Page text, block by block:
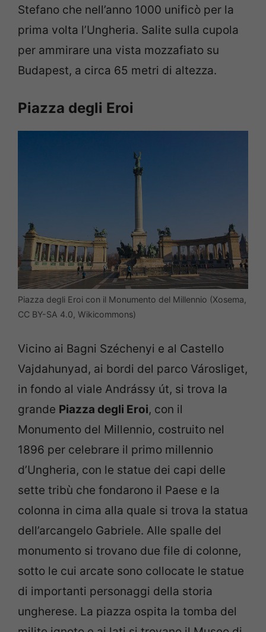
Stefano che nell’anno 1000 unificò per la
prima volta l’Ungheria. Salite sulla cupola
per ammirare una vista mozzafiato su
Budapest, a circa 65 metri di altezza.
Piazza degli Eroi
Piazza degli Eroi con il Monumento del Millennio (Xosema,
CC BY-SA 4.0, Wikicommons)
Vicino ai Bagni Széchenyi e al Castello
Vajdahunyad, ai bordi del parco Városliget,
in fondo al viale Andrássy út, si trova la
grande Piazza degli Eroi, con il
Monumento del Millennio, costruito nel
1896 per celebrare il primo millennio
d’Ungheria, con le statue dei capi delle
sette tribù che fondarono il Paese e la
colonna in cima alla quale si trova la statua
dell’arcangelo Gabriele. Alle spalle del
monumento si trovano due file di colonne,
sotto le cui arcate sono collocate le statue
di importanti personaggi della storia
ungherese. La piazza ospita la tomba del